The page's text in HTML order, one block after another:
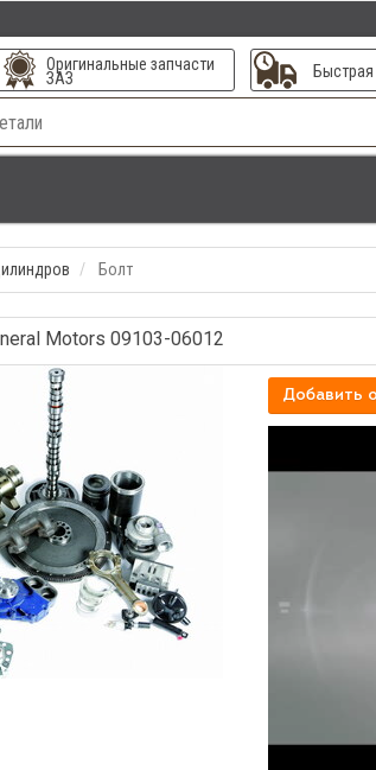
Оригинальные запчасти
ЗАЗ
Болт
Motors 09103-06012
Добавить